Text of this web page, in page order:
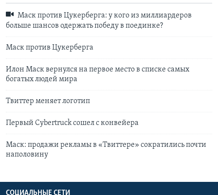
Маск против Цукерберга: у кого из миллиардеров
больше шансов одержать победу в поединке?
Маск против Цукерберга
Илон Маск вернулся на первое место в списке самых
богатых людей мира
Твиттер меняет логотип
Первый Cybertruck сошел с конвейера
Маск: продажи рекламы в «Твиттере» сократились почти
наполовину
СОЦИАЛЬНЫЕ СЕТИ